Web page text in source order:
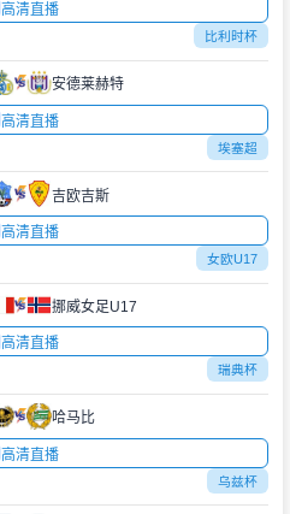
高清直播
比利时杯
安德莱赫特
高清直播
埃塞超
吉欧吉斯
高清直播
女欧U17
挪威女足U17
高清直播
瑞典杯
哈马比
高清直播
乌兹杯